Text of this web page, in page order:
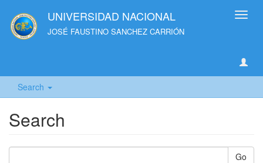
UNIVERSIDAD NACIONAL
JOSÉ FAUSTINO SANCHEZ CARRIÓN
Search
Search
Go